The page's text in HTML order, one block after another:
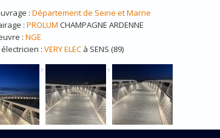
: Département de Seine et Marne
: PROLUM CHAMPAGNE ARDENNE
: NGE
: VERY ELECà SENS (89)